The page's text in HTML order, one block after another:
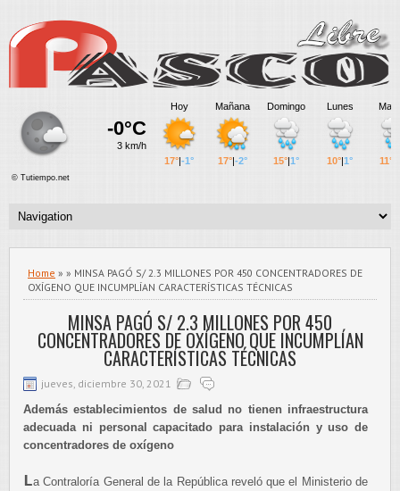
Home » » MINSA PAGÓ S/ 2.3 MILLONES POR 450 CONCENTRADORES DE
OXÍGENO QUE INCUMPLÍAN CARACTERÍSTICAS TÉCNICAS
MINSA PAGÓ S/ 2.3 MILLONES POR 450
CONCENTRADORES DE OXÍGENO QUE INCUMPLÍAN
CARACTERÍSTICAS TÉCNICAS
jueves, diciembre 30, 2021
Además establecimientos de salud no tienen infraestructura
adecuada ni personal capacitado para instalación y uso de
concentradores de oxígeno
La Contraloría General de la República reveló que el Ministerio de